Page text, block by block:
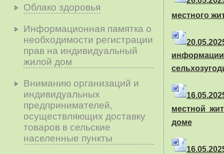
Облако здоровья
Информационная памятка о
необходимости регистрации
прав на индивидуальный
жилой дом
Вниманию организаций и
индивидуальных
предпринимателей,
осуществляющих доставку
товаров в сельские
населенные пункты
местного
местной
доме